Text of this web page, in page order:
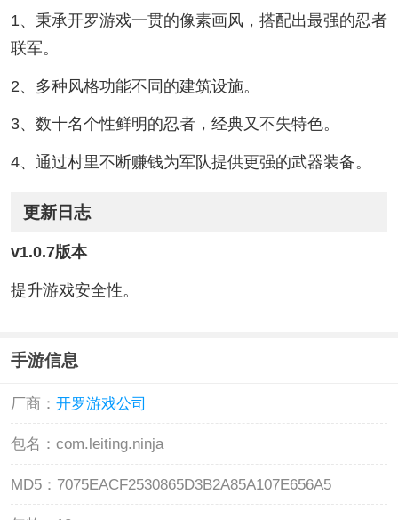
1、秉承开罗游戏一贯的像素画风，搭配出最强的忍者
联军。
2、多种风格功能不同的建筑设施。
3、数十名个性鲜明的忍者，经典又不失特色。
4、通过村里不断赚钱为军队提供更强的武器装备。
更新日志
v1.0.7版本
提升游戏安全性。
手游信息
厂商： 开罗游戏公司
包名： com.leiting.ninja
MD5： 7075EACF2530865D3B2A85A107E656A5